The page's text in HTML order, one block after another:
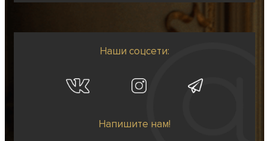
Наши соцсети:
Напишите нам!